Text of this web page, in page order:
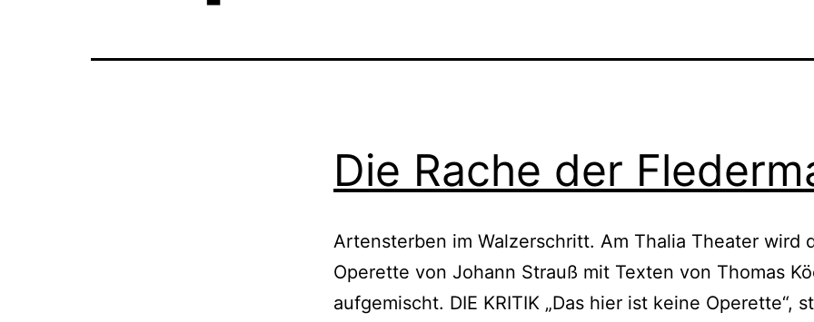
Die Rache der
Artensterben im Walzerschritt. Am Thalia Theater wird
Operette von Johann Strauß mit Texten von Thomas
aufgemischt. DIE KRITIK „Das hier ist keine Operette“,